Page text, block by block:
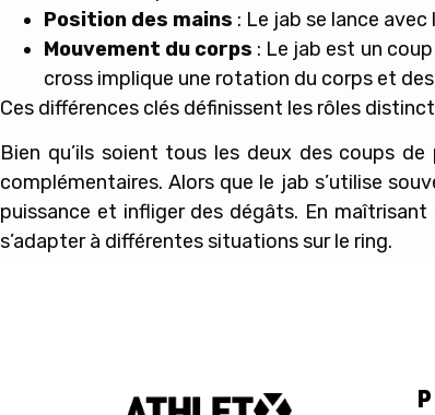
Position des mains : Le jab se lance
Mouvement du corps : Le jab est un
cross implique une rotation du corps et
Ces différences clés définissent les rôles
Bien qu’ils soient tous les deux des coups
complémentaires. Alors que le jab s’utilise
puissance et infliger des dégâts. En
s’adapter à différentes situations sur le ring.